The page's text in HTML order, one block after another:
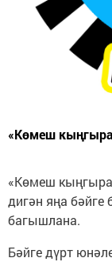
«Көмеш
«Көмеш
дигән яңа
багышлана.
Бәйге дүрт